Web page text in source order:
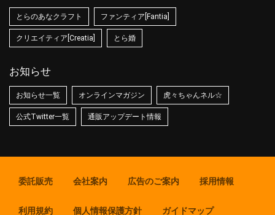
とらのあなクラフト ファンティア[Fantia]
クリエイティア[Creatia] とら婚
お知らせ
お知らせ一覧 オンラインマガジン 虎々ちゃんネル☆
公式Twitter一覧 通販アップデート情報
委託販売 会社案内 広告のご案内 採用情報
利用規約 個人情報保護方針 ガイドマップ